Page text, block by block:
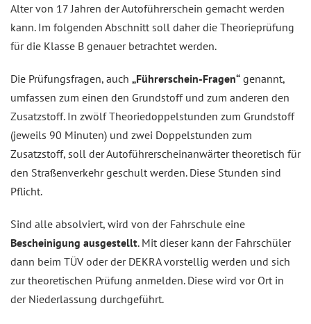
Alter von 17 Jahren der Autoführerschein gemacht werden
kann. Im folgenden Abschnitt soll daher die Theorieprüfung
für die Klasse B genauer betrachtet werden.
Die Prüfungsfragen, auch „Führerschein-Fragen“ genannt,
umfassen zum einen den Grundstoff und zum anderen den
Zusatzstoff. In zwölf Theoriedoppelstunden zum Grundstoff
(jeweils 90 Minuten) und zwei Doppelstunden zum
Zusatzstoff, soll der Autoführerscheinanwärter theoretisch für
den Straßenverkehr geschult werden. Diese Stunden sind
Pflicht.
Sind alle absolviert, wird von der Fahrschule eine
Bescheinigung ausgestellt. Mit dieser kann der Fahrschüler
dann beim TÜV oder der DEKRA vorstellig werden und sich
zur theoretischen Prüfung anmelden. Diese wird vor Ort in
der Niederlassung durchgeführt.